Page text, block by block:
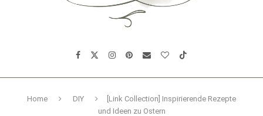
Home DIY
[Link Collection] Inspirierende Rezepte
und Ideen zu Ostern